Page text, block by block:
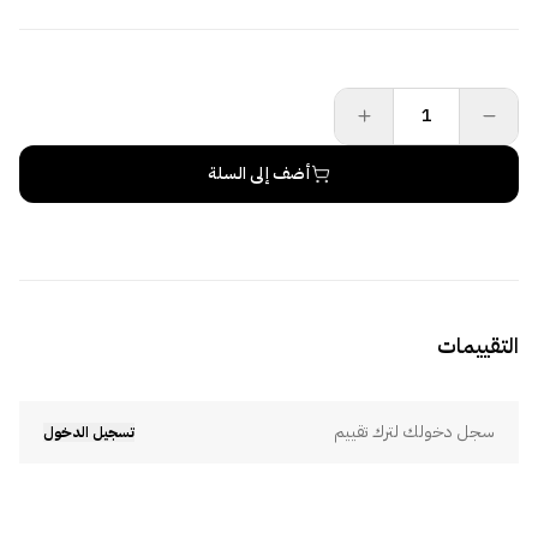
أضف إلى السلة
التقييمات
سجل دخولك لترك تقييم تسجيل الدخول